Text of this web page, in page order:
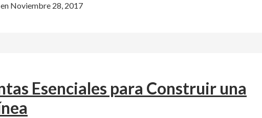
en Noviembre 28, 2017
Esenciales para Construir una